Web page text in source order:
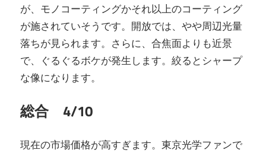
が、モノコーティングかそれ以上のコーティング
が施されていそうです。開放では、やや周辺光量
落ちが見られます。さらに、合焦面よりも近景
で、ぐるぐるボケが発生します。絞るとシャープ
な像になります。
総合 4/10
現在の市場価格が高すぎます。東京光学ファンで